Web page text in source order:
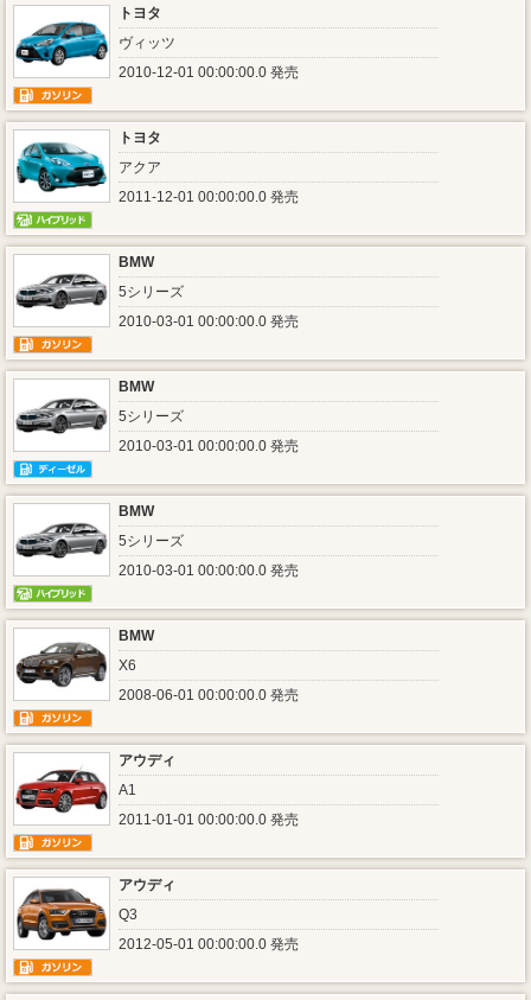
トヨタ
ヴィッツ
2010-12-01 00:00:00.0 発売
トヨタ
アクア
2011-12-01 00:00:00.0 発売
BMW
5シリーズ
2010-03-01 00:00:00.0 発売
BMW
5シリーズ
2010-03-01 00:00:00.0 発売
BMW
5シリーズ
2010-03-01 00:00:00.0 発売
BMW
X6
2008-06-01 00:00:00.0 発売
アウディ
A1
2011-01-01 00:00:00.0 発売
アウディ
Q3
2012-05-01 00:00:00.0 発売